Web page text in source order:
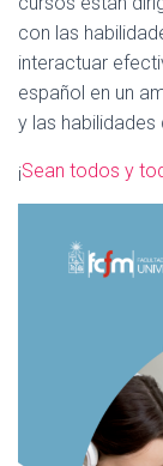
con las
interactuar
español en un
y las
¡Sean todos y